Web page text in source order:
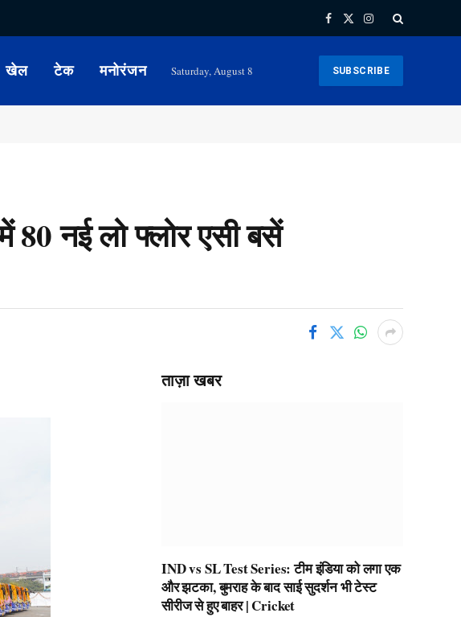
Facebook
X
Instagram
खेल टेक मनोरंजन Saturday, August 8 SUBSCRIBE
नई लो फ्लोर एसी बसें
ताज़ा खबर
IND vs SL Test Series: टीम इंडिया को लगा एक
और झटका, बुमराह के बाद साई सुदर्शन भी टेस्ट
सीरीज से हुए बाहर | Cricket